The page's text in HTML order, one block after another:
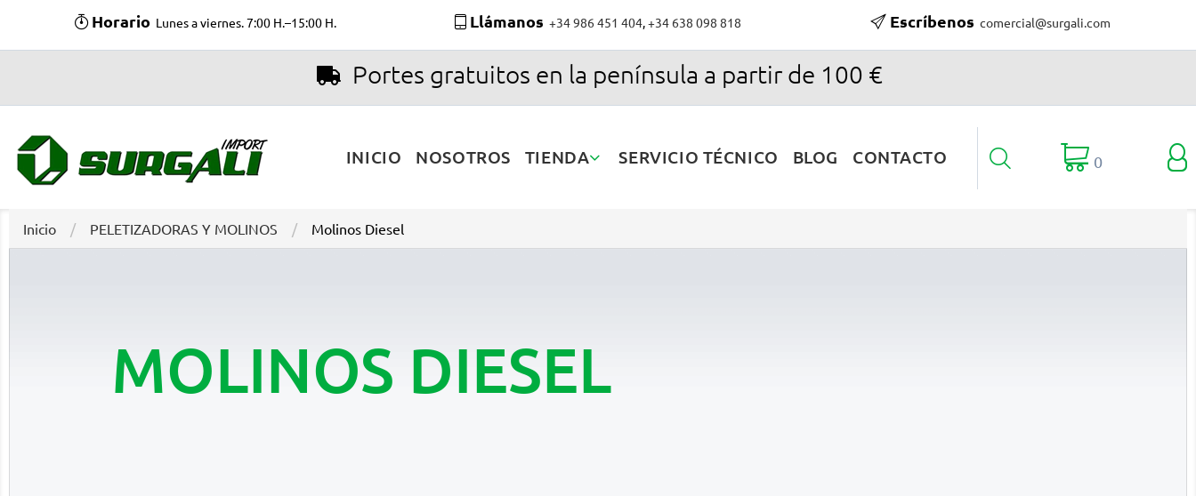
Horario Lunes a viernes. 7:00 H.–15:00 H. Llámanos +34 986 451 404,+34 638 098 818 Escríbenos comercial@surgali.com
Portes gratuitos en la península a partir de 100 €
INICIO NOSOTROS TIENDA SERVICIO TÉCNICO BLOG CONTACTO   0
Inicio PELETIZADORAS Y MOLINOS Molinos Diesel
MOLINOS DIESEL